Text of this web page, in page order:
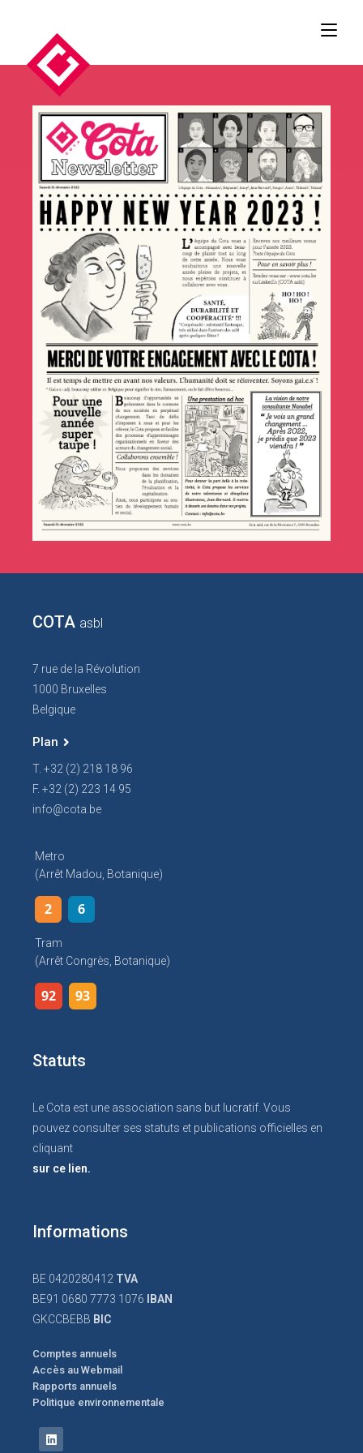
COTA asbl
7 rue de la Révolution
1000 Bruxelles
Belgique
Plan
T. +32 (2) 218 18 96
F. +32 (2) 223 14 95
info@cota.be
Metro
(arrêt Madou, Botanique)
2 6
Tram
(arrêt Congrès, Botanique)
92 93
Statuts
Le Cota est une association sans but lucratif. Vous
pouvez consulter ses statuts et publications officielles en
cliquant
sur ce lien.
Informations
BE 0420280412 TVA
BE91 0680 7773 1076
IBAN
GKCCBEBB BIC
Comptes annuels
Accès au Webmail
Rapports annuels
Politique environnementale